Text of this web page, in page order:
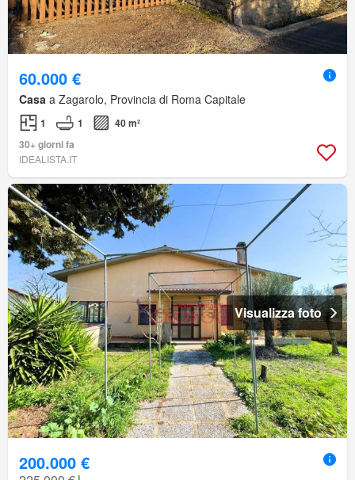
60.000 €
Casa a Zagarolo, Provincia di Roma Capitale
1 1
40 m²
30+ giorni fa
IDEALISTA.IT
Visualizza foto
200.000 €